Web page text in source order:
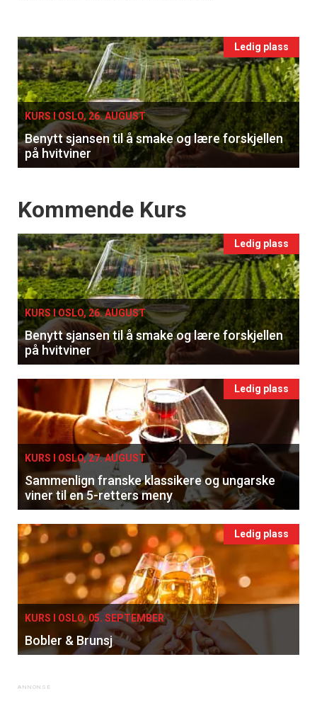
Events
single
Ledig plass
KURS I OSLO, 26. AUGUST
Benytt sjansen til å smake og lære forskjellen
på hvitviner
Events
Kommende Kurs
Ledig plass
KURS I OSLO, 26. AUGUST
Benytt sjansen til å smake og lære forskjellen
på hvitviner
Ledig plass
KURS I OSLO, 27. AUGUST
Sammenlign franske klassikere og ungarske
viner til en 5-retters meny
Ledig plass
KURS I OSLO, 05. SEPTEMBER
Bobler & Brunsj